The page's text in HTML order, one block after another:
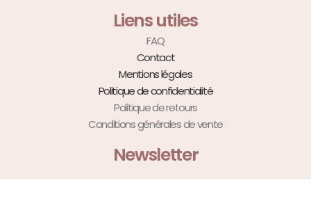
Liens utiles
FAQ
Contact
Mentions légales
Politique de confidentialité
Politique de retours
Conditions générales de vente
Newsletter